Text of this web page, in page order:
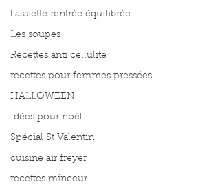
l'assiette rentrée équilibrée
Les soupes
Recettes anti cellulite
recettes pour femmes pressées
HALLOWEEN
Idées pour noël
Spécial St Valentin
cuisine air freyer
recettes minceur